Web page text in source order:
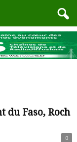
du Faso, Roch
0